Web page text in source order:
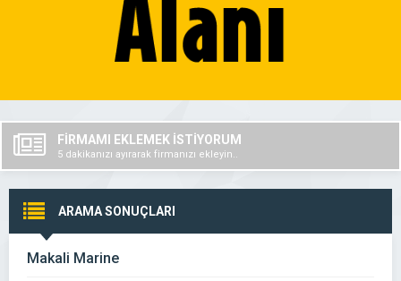
FİRMAMI EKLEMEK İSTİYORUM
5 dakikanızı ayırarak firmanızı ekleyin..
ARAMA SONUÇLARI
Makali Marine